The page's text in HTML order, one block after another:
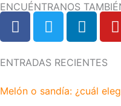
ENCUÉNTRANOS
F
a
e
o
T
w
t
e
L
i
k
d
Y
o
ENTRADAS RECIENTES
Melón o sandía: ¿cuál